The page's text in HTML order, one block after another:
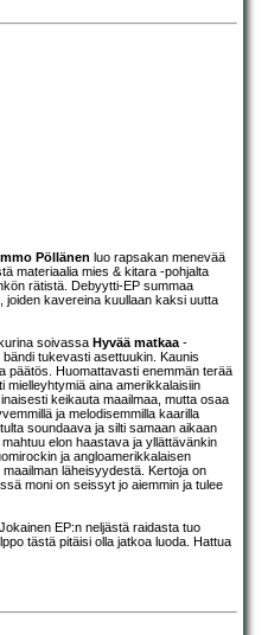
Pöllänen luo rapsakan menevää
materiaalia mies & kitara -pohjalta
rätistä. Debyytti-EP summaa
kavereina kuullaan kaksi uutta
soivassa Hyvää matkaa -
tukevasti asettuukin. Kaunis
päätös. Huomattavasti enemmän terää
mielleyhtymiä aina amerikkalaisiin
keikauta maailmaa, mutta osaa
ja melodisemmilla kaarilla
soundaava ja silti samaan aikaan
elon haastava ja yllättävänkin
ja angloamerikkalaisen
läheisyydestä. Kertoja on
moni on seissyt jo aiemmin ja tulee
EP:n neljästä raidasta tuo
tästä pitäisi olla jatkoa luoda. Hattua